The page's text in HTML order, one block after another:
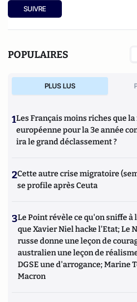
SUIVRE
POPULAIRES
PLUS LUS
1Les Français moins riches que
européenne pour la 3e année
ira le grand déclassement ?
2Cette autre crise migratoire
se profile après Ceuta
3Le Point révèle ce qu'on sniffe
que Xavier Niel hacke l'Etat; Le
russe donne une leçon de
australien une leçon de
DGSE une d'arrogance; Marine
Macron